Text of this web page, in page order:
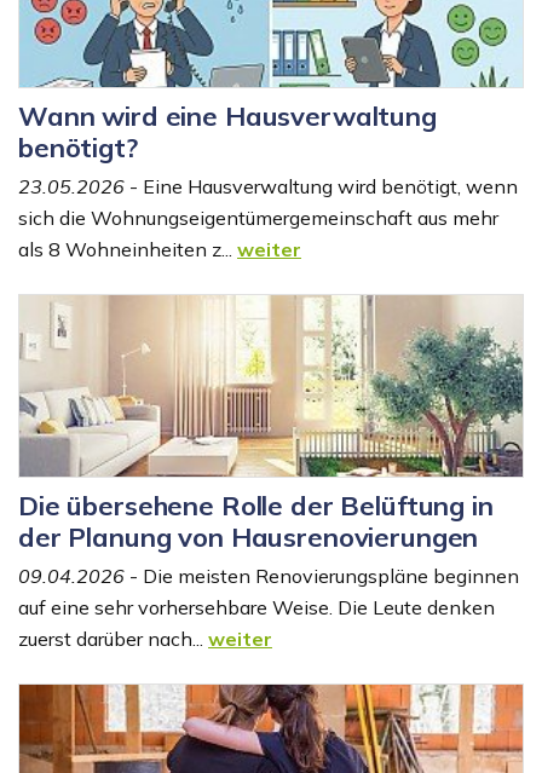
Wann wird eine Hausverwaltung
benötigt?
23.05.2026 - Eine Hausverwaltung wird benötigt, wenn
sich die Wohnungseigentümergemeinschaft aus mehr
als 8 Wohneinheiten z... weiter
Die übersehene Rolle der Belüftung in
der Planung von Hausrenovierungen
09.04.2026 - Die meisten Renovierungspläne beginnen
auf eine sehr vorhersehbare Weise. Die Leute denken
zuerst darüber nach... weiter